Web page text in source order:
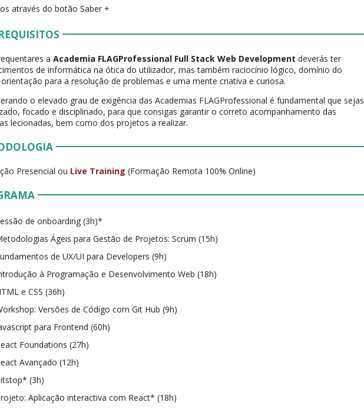
através do botão Saber +
aAcademia FLAGProfessional Full Stack Web Development deverás ter
de informática na ótica do utilizador, mas também raciocínio lógico, domínio do
para a resolução de problemas e uma mente criativa e curiosa.
o elevado grau de exigência das Academias FLAGProfessional é fundamental que sejas
focado e disciplinado, para que consigas garantir o correto acompanhamento das
lecionadas, bem como dos projetos a realizar.
Presencial ou Live Training (Formação Remota 100% Online)
de onboarding (3h)*
Ágeis para Gestão de Projetos: Scrum (15h)
de UX/UI para Developers (9h)
à Programação e Desenvolvimento Web (18h)
e CSS (36h)
Versões de Código com Git Hub (9h)
para Frontend (60h)
Foundations (27h)
Avançado (12h)
(3h)
Aplicação interactiva com React* (18h)